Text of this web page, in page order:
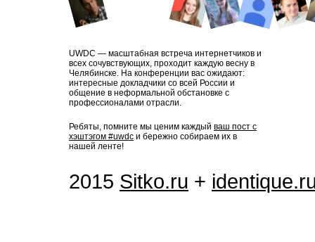
UWDC — масштабная встреча интернетчиков и
всех сочувствующих, проходит каждую весну в
Челябинске. На конференции вас ожидают:
интересные докладчики со всей России и
общение в неформальной обстановке с
профессионалами отрасли.
Ребяты, помните мы ценим каждый ваш пост с
хэштэгом #uwdc и бережно собираем их в
нашей ленте!
2015 Sitko.ru +